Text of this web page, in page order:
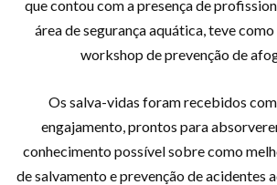
que contou com a presença de
área de segurança aquática, teve
workshop de prevenção de
Os salva-vidas foram recebidos
engajamento, prontos para
conhecimento possível sobre como
de salvamento e prevenção de acidentes